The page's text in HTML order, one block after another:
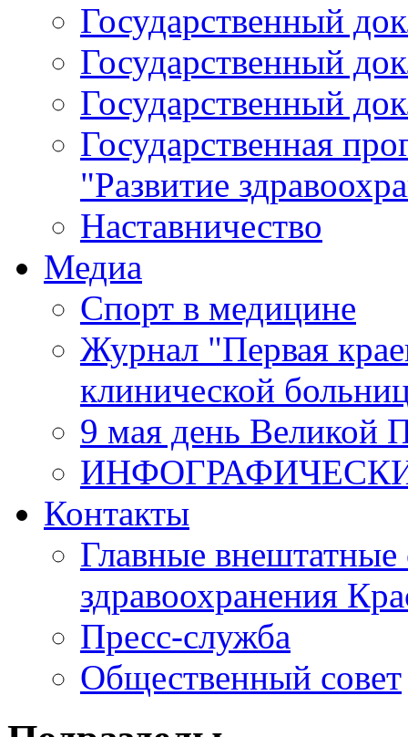
Государственный
Государственный
Государственный
Государственная
"Развитие
Наставничество
Медиа
Спорт в медицине
Журнал "Первая
клинической
9 мая день Великой
Контакты
Главные внештатные
здравоохранения
Пресс-служба
Общественный совет